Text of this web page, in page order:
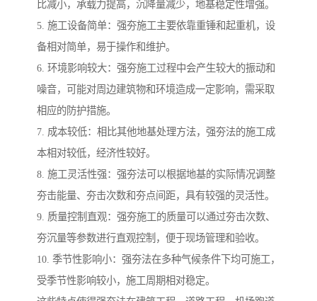
比减小，承载力提高，沉降量减少，地基稳定性增强。
5. 施工设备简单：强夯施工主要依靠重锤和起重机，设
备相对简单，易于操作和维护。
6. 环境影响较大：强夯施工过程中会产生较大的振动和
噪音，可能对周边建筑物和环境造成一定影响，需采取
相应的防护措施。
7. 成本较低：相比其他地基处理方法，强夯法的施工成
本相对较低，经济性较好。
8. 施工灵活性强：强夯法可以根据地基的实际情况调整
夯击能量、夯击次数和夯点间距，具有较强的灵活性。
9. 质量控制直观：强夯施工的质量可以通过夯击次数、
夯沉量等参数进行直观控制，便于现场管理和验收。
10. 季节性影响小：强夯法在多种气候条件下均可施工，
受季节性影响较小，施工周期相对稳定。